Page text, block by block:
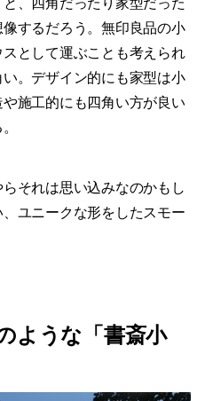
、四角だったり家型だった
するだろう。無印良品の小
として運ぶことも考えられ
。デザイン的にも家型は小
施工的にも四角い方が良い
それは思い込みなのかもし
ユニークな形をしたスモー
ような「書斎小